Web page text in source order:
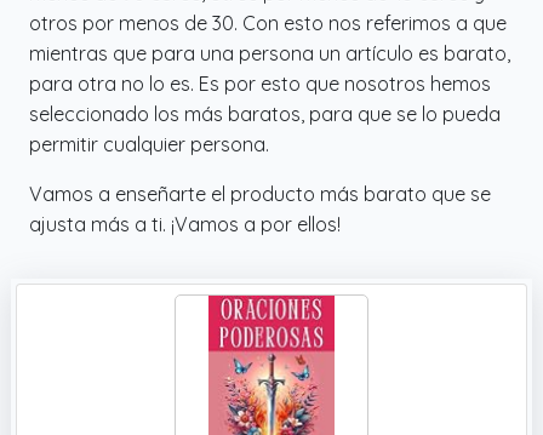
otros por menos de 30. Con esto nos referimos a que
mientras que para una persona un artículo es barato,
para otra no lo es. Es por esto que nosotros hemos
seleccionado los más baratos, para que se lo pueda
permitir cualquier persona.
Vamos a enseñarte el producto más barato que se
ajusta más a ti. ¡Vamos a por ellos!